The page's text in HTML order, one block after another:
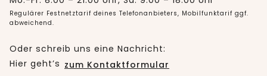
Regulärer Festnetztarif deines Telefonanbieters, Mobilfunktarif ggf.
abweichend.
Oder schreib uns eine Nachricht:
Hier geht’s zum Kontaktformular